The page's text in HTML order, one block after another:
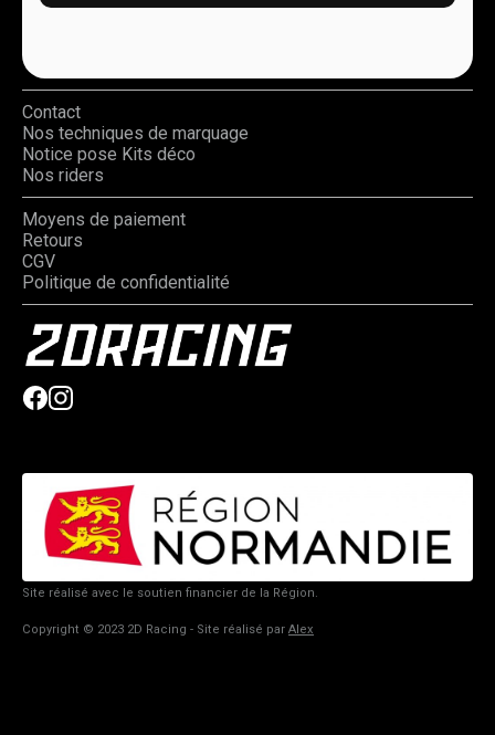
Contact
Nos techniques de marquage
Notice pose Kits déco
Nos riders
Moyens de paiement
Retours
CGV
Politique de confidentialité
Site réalisé avec le soutien financier de la Région.
Copyright © 2023 2D Racing - Site réalisé par Alex